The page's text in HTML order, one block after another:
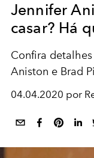
Jennifer
casar? Há
Confira
Aniston e Brad
04.04.2020 por